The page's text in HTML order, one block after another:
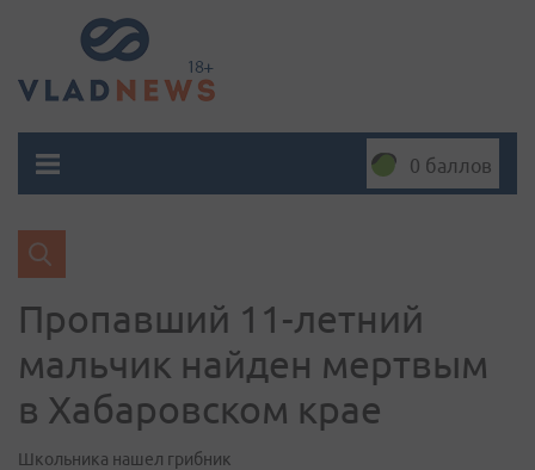
0 баллов
Пропавший 11-летний
мальчик найден мертвым
в Хабаровском крае
Школьника нашел грибник